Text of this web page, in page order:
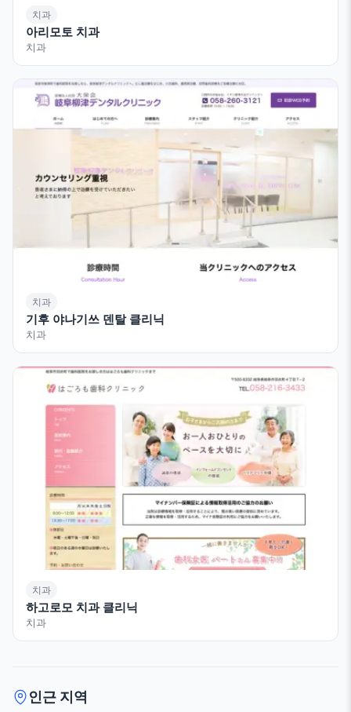
치과
아리모토 치과
치과
치과
기후 야나기쓰 덴탈 클리닉
치과
치과
하고로모 치과 클리닉
치과
인근 지역